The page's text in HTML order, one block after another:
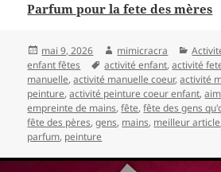
Parfum pour la fete des mères
Publié
le
mai 9, 2026 Auteur
mimicracra
enfant fêtes
Mots-
clés
activité enfant,activité
manuelle,activité manuelle coeur,activité
peinture,activité peinture coeur enfant,
empreinte de mains,fête,fête des gens
fête des pères,gens, mains, meilleur article
parfum, peinture